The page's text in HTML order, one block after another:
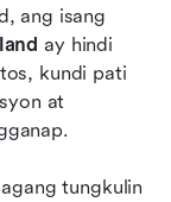
ang isang
ay hindi
kundi pati
at
tungkulin
hamon sa
kaso
CRM sa